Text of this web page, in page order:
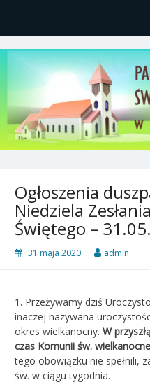
Parafia św,
Gutkowo, ul. Żółkiewskiego
Ogłoszenia
Niedziela
Świętego –
31 maja 2020 admin
1. Przeżywamy dziś
inaczej nazywana
okres wielkanocny. W
czas Komunii św.
tego obowiązku nie spełnili,
św. w ciągu tygodnia.